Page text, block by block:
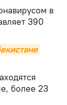
в
390
более 23